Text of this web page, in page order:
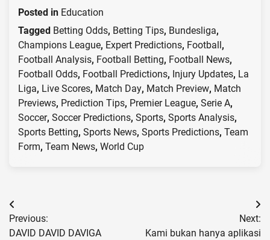
Posted in Education
Tagged Betting Odds, Betting Tips, Bundesliga,
Champions League, Expert Predictions, Football,
Football Analysis, Football Betting, Football News,
Football Odds, Football Predictions, Injury Updates, La
Liga, Live Scores, Match Day, Match Preview, Match
Previews, Prediction Tips, Premier League, Serie A,
Soccer, Soccer Predictions, Sports, Sports Analysis,
Sports Betting, Sports News, Sports Predictions, Team
Form, Team News, World Cup
Post
navigation
Previous:
DAVID DAVID DAVIGA
Next:
Kami bukan hanya aplikasi